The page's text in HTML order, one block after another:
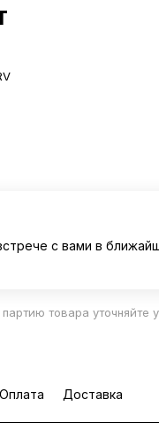
с вами в
товара уточняйте
Оплата Доставка